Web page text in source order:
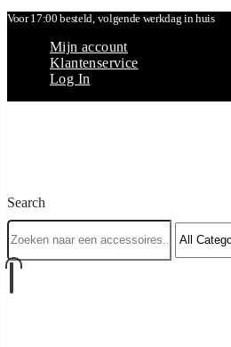
Voor 17:00 besteld, volgende werkdag in huis
Mijn account
Klantenservice
Log In
Search